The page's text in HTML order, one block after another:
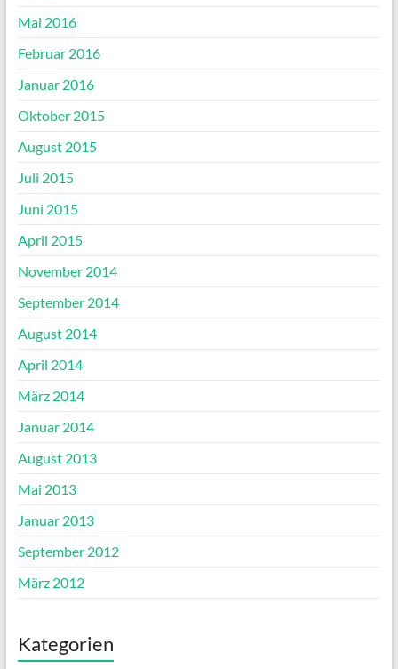
Mai 2016
Februar 2016
Januar 2016
Oktober 2015
August 2015
Juli 2015
Juni 2015
April 2015
November 2014
September 2014
August 2014
April 2014
März 2014
Januar 2014
August 2013
Mai 2013
Januar 2013
September 2012
März 2012
Kategorien